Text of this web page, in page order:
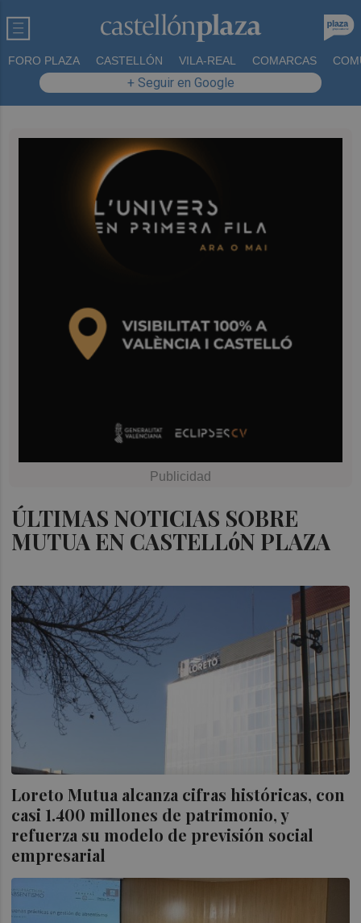
FORO PLAZA CASTELLÓN VILA-REAL COMARCAS
+ Seguir en Google
ÚLTIMAS NOTICIAS SOBRE
MUTUA EN CASTELLóN PLAZA
Loreto Mutua alcanza cifras históricas, con
casi 1.400 millones de patrimonio, y
refuerza su modelo de previsión social
empresarial